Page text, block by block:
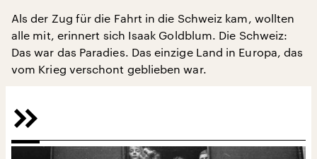
Als der Zug für die Fahrt in die Schweiz kam, wollten
alle mit, erinnert sich Isaak Goldblum. Die Schweiz:
Das war das Paradies. Das einzige Land in Europa, das
vom Krieg verschont geblieben war.